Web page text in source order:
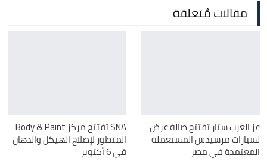
مقالات مُتعلقة
عز العرب ستار تفتتح صالة عرض
لسيارات مرسيدس المستعملة
المعتمدة في مصر
SNA تفتتح مركز Body & Paint
المتطور لإصلاح الهيكل والدهان
في 6 أكتوبر